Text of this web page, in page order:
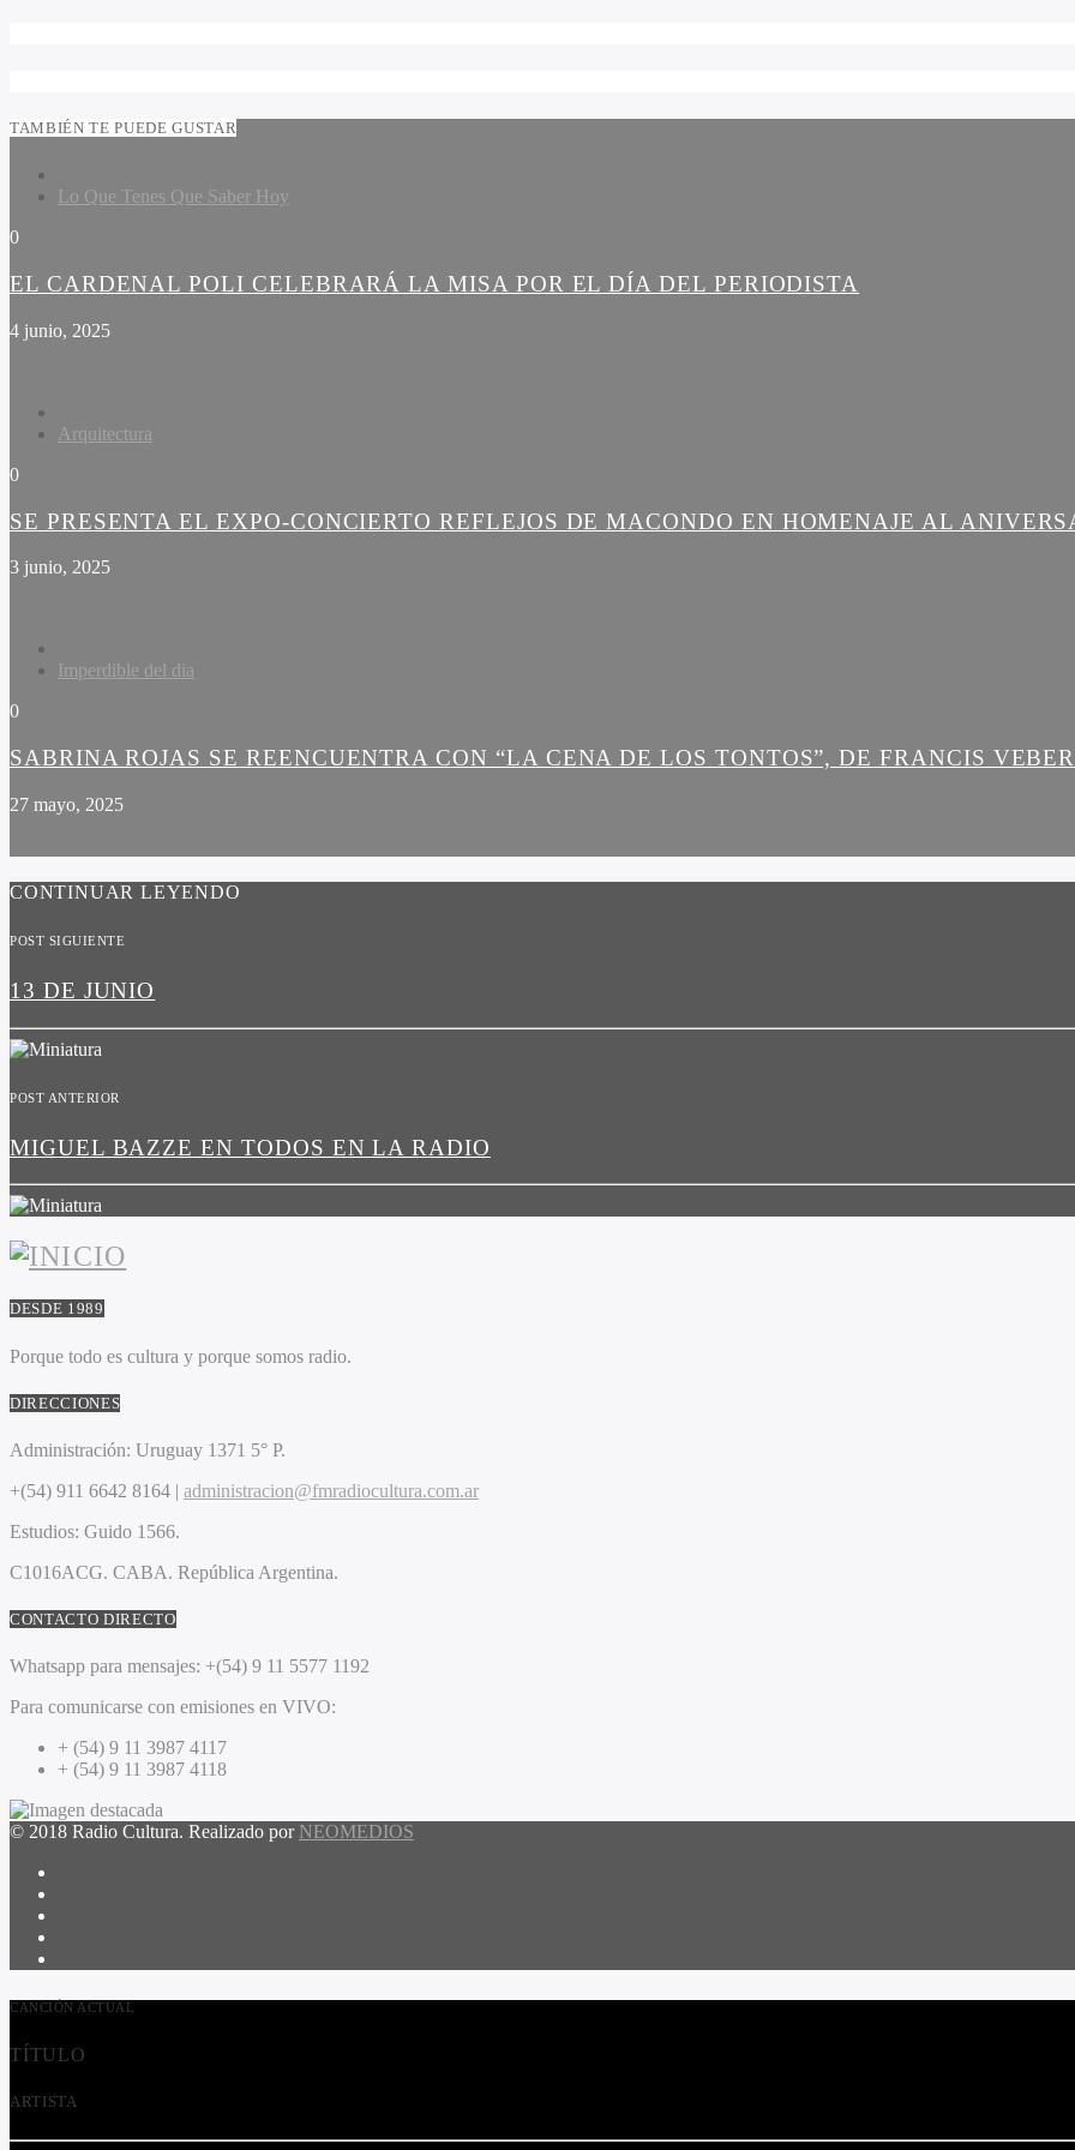
TAMBIÉN TE PUEDE GUSTAR
Lo Que Tenes Que Saber Hoy
0
EL CARDENAL POLI CELEBRARÁ LA MISA POR EL DÍA DEL PERIODISTA
4 junio, 2025
Arquitectura
0
SE PRESENTA EL EXPO-CONCIERTO REFLEJOS DE MACONDO EN HOMENAJE AL
3 junio, 2025
Imperdible del dia
0
SABRINA ROJAS SE REENCUENTRA CON “LA CENA DE LOS TONTOS”, DE FRANCIS VEBER
27 mayo, 2025
CONTINUAR LEYENDO
POST SIGUIENTE
13 DE JUNIO
POST ANTERIOR
MIGUEL BAZZE EN TODOS EN LA RADIO
DESDE 1989
Porque todo es cultura y porque somos radio.
DIRECCIONES
Administración: Uruguay 1371 5° P.
+(54) 911 6642 8164 | administracion@fmradiocultura.com.ar
Estudios: Guido 1566.
C1016ACG. CABA. República Argentina.
CONTACTO DIRECTO
Whatsapp para mensajes: +(54) 9 11 5577 1192
Para comunicarse con emisiones en VIVO:
+ (54) 9 11 3987 4117
+ (54) 9 11 3987 4118
© 2018 Radio Cultura. Realizado por NEOMEDIOS
CANCIÓN ACTUAL
TÍTULO
ARTISTA